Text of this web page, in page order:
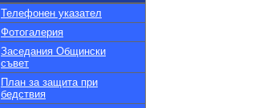
Телефонен указател
Фотогалерия
Заседания Общински
съвет
План за защита при
бедствия